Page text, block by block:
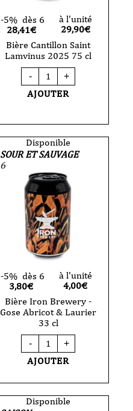
-5% dès 6
28,41€
à l'unité
29,90€
Bière Cantillon Saint
Lamvinus 2025 75 cl
-
quantité
de
Bière
Cantillon
75
cl
+
AJOUTER
Disponible
SOUR ET SAUVAGE
6
-5% dès 6
3,80€
à l'unité
4,00€
Bière Iron Brewery -
Gose Abricot & Laurier
33 cl
-
quantité
de
Bière
Iron
-
Gose
Abricot
+
AJOUTER
Disponible